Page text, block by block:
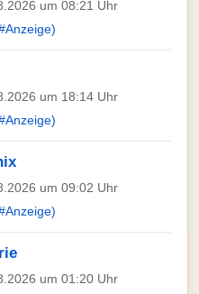
um 08:21 Uhr
um 18:14 Uhr
um 09:02 Uhr
um 01:20 Uhr